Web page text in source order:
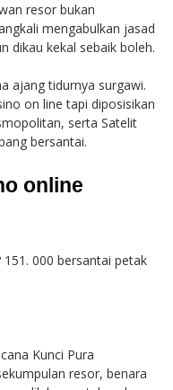
resor bukan
mengabulkan jasad
dikau kekal sebaik boleh.
ajang tidurnya surgawi.
on line tapi diposisikan
serta Satelit
bersantai.
online
000 bersantai petak
Kunci Pura
resor, benara